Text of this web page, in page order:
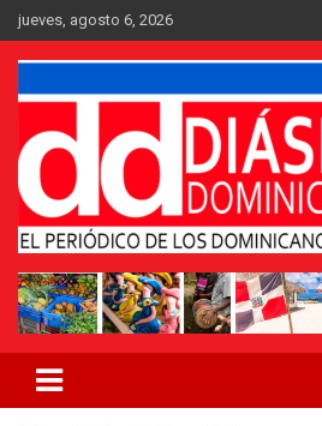
Saltar
al
contenido
jueves, agosto 6, 2026
Periódico